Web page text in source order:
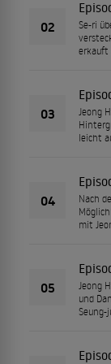
02
Se-ri
erkauft
03
Jeong
leicht
04
Nach
mit
05
Jeong
und
Seung-